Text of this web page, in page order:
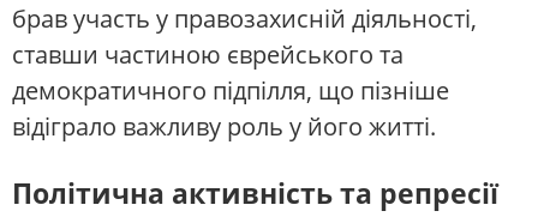
брав участь у правозахисній діяльності,
ставши частиною єврейського та
демократичного підпілля, що пізніше
відіграло важливу роль у його житті.
Політична активність та репресії